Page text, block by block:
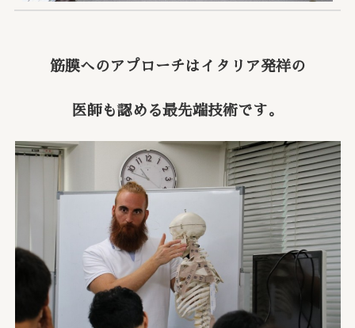
筋膜へのアプローチはイタリア発祥の
医師も認める最先端技術です。